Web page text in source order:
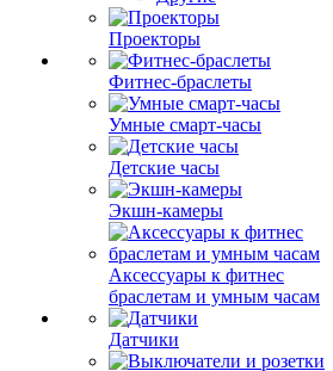
Проекторы
Фитнес-браслеты
Умные смарт-часы
Детские часы
Экшн-камеры
Аксессуары к фитнес
браслетам и умным часам
Датчики